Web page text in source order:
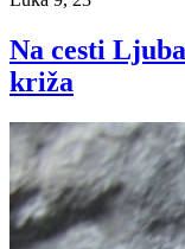
Na cesti
križa